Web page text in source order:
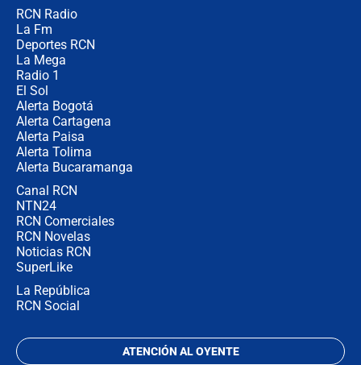
RCN Radio
La Fm
Deportes RCN
La Mega
Radio 1
El Sol
Alerta Bogotá
Alerta Cartagena
Alerta Paisa
Alerta Tolima
Alerta Bucaramanga
Canal RCN
NTN24
RCN Comerciales
RCN Novelas
Noticias RCN
SuperLike
La República
RCN Social
ATENCIÓN AL OYENTE